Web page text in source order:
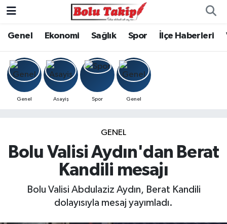
Genel Ekonomi Sağlık Spor İlçe Haberleri
Genel Asayiş Spor Genel
GENEL
Bolu Valisi Aydın'dan Berat
Kandili mesajı
Bolu Valisi Abdulaziz Aydın, Berat Kandili
dolayısıyla mesaj yayımladı.